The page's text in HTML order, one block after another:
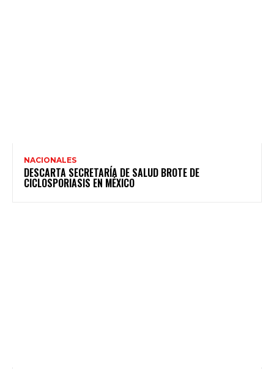
NACIONALES
DESCARTA SECRETARÍA DE SALUD BROTE DE
CICLOSPORIASIS EN MÉXICO